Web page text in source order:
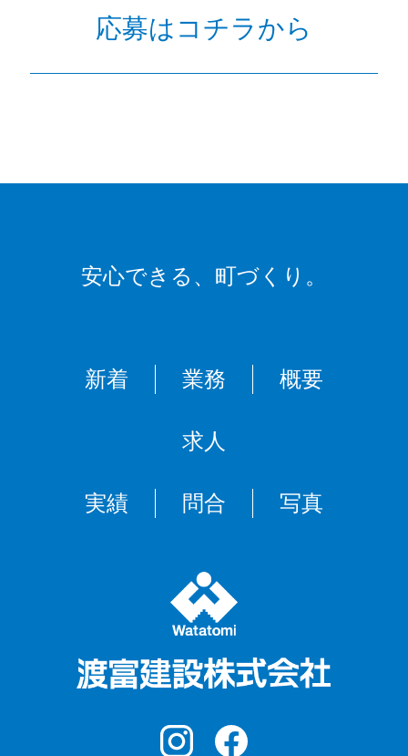
応募はコチラから
安心できる、 町づくり。
新着 業務 概要
求人
実績 問合 写真